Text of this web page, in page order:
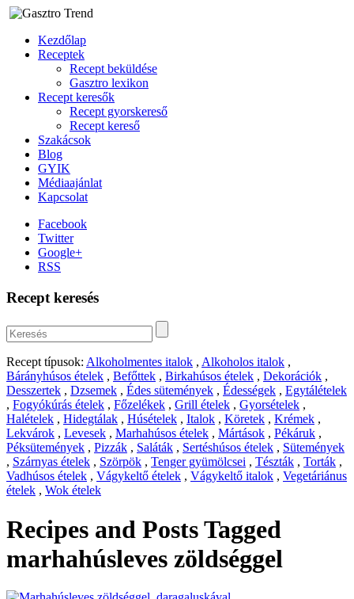
Kezdőlap
Receptek
Recept beküldése
Gasztro lexikon
Recept keresők
Recept gyorskereső
Recept kereső
Szakácsok
Blog
GYIK
Médiaajánlat
Kapcsolat
Facebook
Twitter
Google+
RSS
Recept keresés
Recept típusok: Alkoholmentes italok , Alkoholos italok ,
Bárányhúsos ételek , Befőttek , Birkahúsos ételek , Dekorációk ,
Desszertek , Dzsemek , Édes sütemények , Édességek , Egytálételek
, Fogyókúrás ételek , Főzelékek , Grill ételek , Gyorsételek ,
Halételek , Hidegtálak , Húsételek , Italok , Köretek , Krémek ,
Lekvárok , Levesek , Marhahúsos ételek , Mártások , Pékáruk ,
Péksütemények , Pizzák , Saláták , Sertéshúsos ételek , Sütemények
, Szárnyas ételek , Szörpök , Tenger gyümölcsei , Tészták , Torták ,
Vadhúsos ételek , Vágykeltő ételek , Vágykeltő italok , Vegetáriánus
ételek , Wok ételek
Recipes and Posts Tagged
marhahúsleves zöldséggel